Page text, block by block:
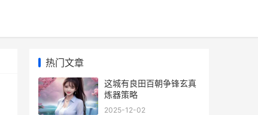
热门文章
这城有良田百朝争锋玄真
炼器策略
2025-12-02